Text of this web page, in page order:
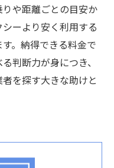
や距離ごとの目安か
ーより安く利用する
。納得できる料金で
判断力が身につき、
を探す大きな助けと